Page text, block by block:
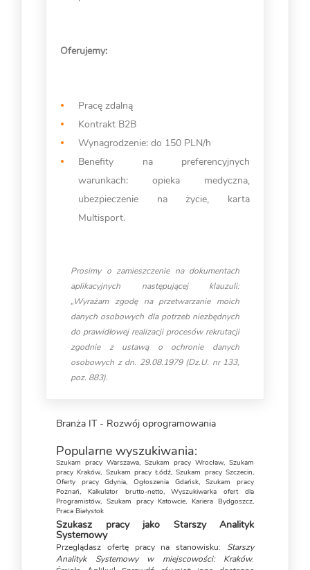
Oferujemy:
Pracę zdalną
Kontrakt B2B
Wynagrodzenie: do 150 PLN/h
Benefity na preferencyjnych
warunkach: opieka medyczna,
ubezpieczenie na życie, karta
Multisport.
Prosimy o zamieszczenie na dokumentach
aplikacyjnych następującej klauzuli:
„Wyrażam zgodę na przetwarzanie moich
danych osobowych dla potrzeb niezbędnych
do prawidłowej realizacji procesów rekrutacji
zgodnie z ustawą o ochronie danych
osobowych z dn. 29.08.1979 (Dz.U. nr 133,
poz. 883).
Branża IT - Rozwój oprogramowania
Popularne wyszukiwania:
Szukam pracy Warszawa, Szukam pracy Wrocław, Szukam
pracy Kraków, Szukam pracy Łódź,Szukam pracy Szczecin,
Oferty pracy Gdynia,Ogłoszenia Gdańsk,Szukam pracy
Poznań, Kalkulator brutto-netto,Wyszukiwarka ofert dla
Programistów, Szukam pracy Katowcie,Kariera Bydgoszcz,
Praca Białystok
Szukasz pracy jako Starszy Analityk
Systemowy
Przeglądasz ofertę pracy na stanowisku: Starszy
Analityk Systemowy w miejscowości: Kraków.